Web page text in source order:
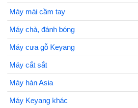
Máy mài cầm tay
Máy chà, đánh bóng
Máy cưa gỗ Keyang
Máy cắt sắt
Máy hàn Asia
Máy Keyang khác